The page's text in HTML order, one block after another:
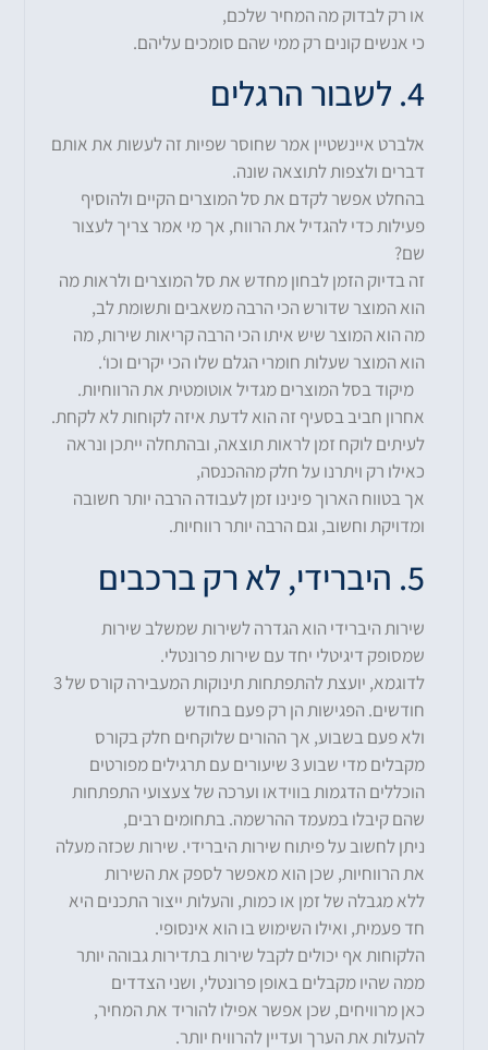
או רק לבדוק מה המחיר שלכם,
כי אנשים קונים רק ממי שהם סומכים עליהם.
4. לשבור הרגלים
אלברט איינשטיין אמר שחוסר שפיות זה לעשות את אותם
דברים ולצפות לתוצאה שונה.
בהחלט אפשר לקדם את סל המוצרים הקיים ולהוסיף
פעילות כדי להגדיל את הרווח, אך מי אמר צריך לעצור
שם?
זה בדיוק הזמן לבחון מחדש את סל המוצרים ולראות מה
הוא המוצר שדורש הכי הרבה משאבים ותשומת לב,
מה הוא המוצר שיש איתו הכי הרבה קריאות שירות, מה
הוא המוצר שעלות חומרי הגלם שלו הכי יקרים וכו‘.
מיקוד בסל המוצרים מגדיל אוטומטית את הרווחיות.
אחרון חביב בסעיף זה הוא לדעת איזה לקוחות לא לקחת.
לעיתים לוקח זמן לראות תוצאה, ובהתחלה ייתכן ונראה
כאילו רק ויתרנו על חלק מההכנסה,
אך בטווח הארוך פינינו זמן לעבודה הרבה יותר חשובה
ומדויקת וחשוב, וגם הרבה יותר רווחיות.
5. היברידי, לא רק ברכבים
שירות היברידי הוא הגדרה לשירות שמשלב שירות
שמסופק דיגיטלי יחד עם שירות פרונטלי.
לדוגמא, יועצת להתפתחות תינוקות המעבירה קורס של 3
חודשים. הפגישות הן רק פעם בחודש
ולא פעם בשבוע, אך ההורים שלוקחים חלק בקורס
מקבלים מדי שבוע 3 שיעורים עם תרגילים מפורטים
הוכללים הדגמות בווידאו וערכה של צעצועי התפתחות
שהם קיבלו במעמד ההרשמה. בתחומים רבים,
ניתן לחשוב על פיתוח שירות היברידי. שירות שכזה מעלה
את הרווחיות, שכן הוא מאפשר לספק את השירות
ללא מגבלה של זמן או כמות, והעלות ייצור התכנים היא
חד פעמית, ואילו השימוש בו הוא אינסופי.
הלקוחות אף יכולים לקבל שירות בתדירות גבוהה יותר
ממה שהיו מקבלים באופן פרונטלי, ושני הצדדים
כאן מרוויחים, שכן אפשר אפילו להוריד את המחיר,
להעלות את הערך ועדיין להרוויח יותר.